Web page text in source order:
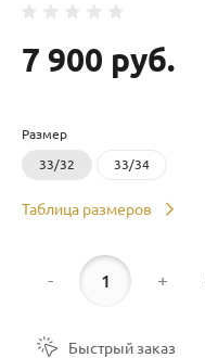
7 900 руб.
Размер
33/32 33/34
Таблица размеров
- +
Быстрый заказ